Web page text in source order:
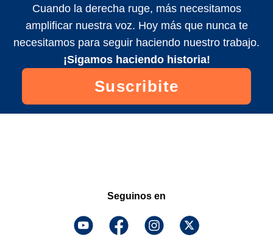
Cuando la derecha ruge, más necesitamos
amplificar nuestra voz. Hoy más que nunca te
necesitamos para seguir haciendo nuestro trabajo.
¡Sigamos haciendo historia!
Suscribite
Seguinos en